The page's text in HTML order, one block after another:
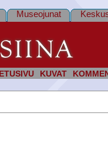
ETUSIVU KUVAT
Museojunat